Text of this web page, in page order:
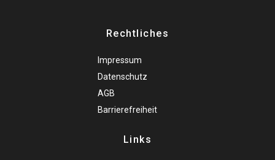
Rechtliches
Impressum
Datenschutz
AGB
Barrierefreiheit
Links